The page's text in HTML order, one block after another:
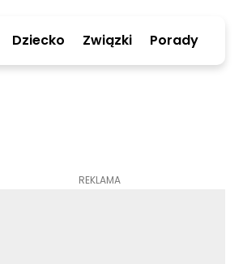
Dziecko Związki Porady
REKLAMA